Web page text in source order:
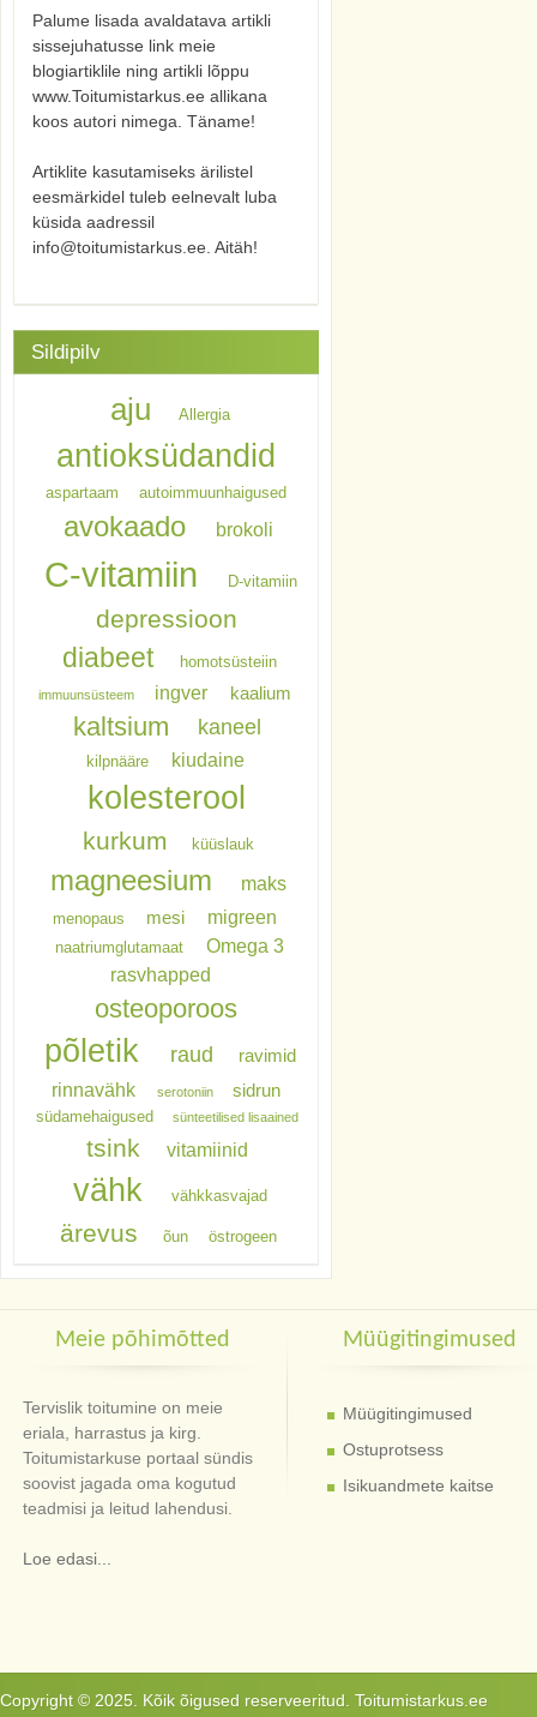
Palume lisada avaldatava artikli
sissejuhatusse link meie
blogiartiklile ning artikli lõppu
www.Toitumistarkus.ee allikana
koos autori nimega. Täname!
Artiklite kasutamiseks ärilistel
eesmärkidel tuleb eelnevalt luba
küsida aadressil
info@toitumistarkus.ee. Aitäh!
Sildipilv
aju Allergia
antioksüdandid
aspartaam autoimmuunhaigused
avokaado brokoli
C-vitamiin D-vitamiin
depressioon
diabeet homotsüsteiin
immuunsüsteem ingver kaalium
kaltsium kaneel
kilpnääre kiudaine
kolesterool
kurkum küüslauk
magneesium maks
menopaus mesi migreen
naatriumglutamaat
Omega 3
rasvhapped
osteoporoos
põletik raud ravimid
rinnavähk serotoniin sidrun
südamehaigused sünteetilised lisaained
tsink vitamiinid
vähk vähkkasvajad
ärevus õun östrogeen
Meie põhimõtted
Tervislik toitumine on meie
eriala, harrastus ja kirg.
Toitumistarkuse portaal sündis
soovist jagada oma kogutud
teadmisi ja leitud lahendusi.
Loe edasi...
Müügitingimused
Müügitingimused
Ostuprotsess
Isikuandmete kaitse
Copyright © 2025. Kõik õigused reserveeritud. Toitumistarkus.ee